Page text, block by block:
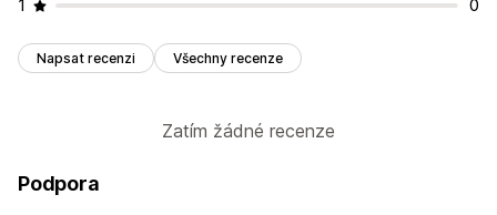
1 0
Napsat recenzi Všechny recenze
Zatím žádné recenze
Podpora